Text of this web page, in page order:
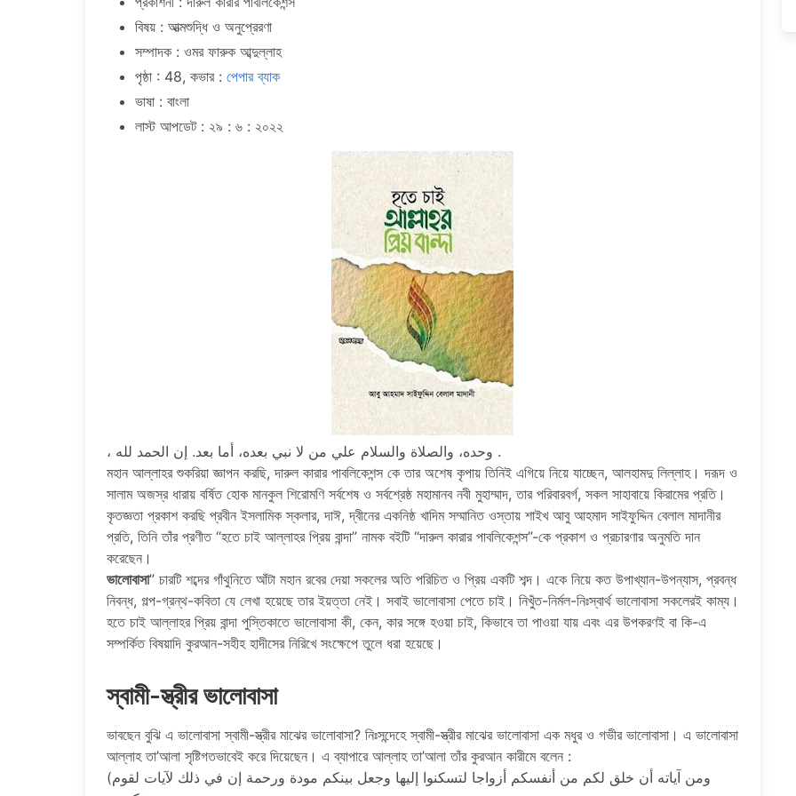
বিষয় : আত্মশুদ্ধি ও অনুপ্রেরণা
সম্পাদক : ওমর ফারুক আব্দুল্লাহ
পৃষ্ঠা : 48, কভার : পেপার ব্যাক
ভাষা : বাংলা
লাস্ট আপডেট : ২৯ : ৬ : ২০২২
، وحده، والصلاة والسلام علي من لا نبي بعده، أما بعد. إن الحمد لله .
মহান আল্লাহর শুকরিয়া জ্ঞাপন করছি, দারুল কারার পাবলিকেশন্স কে তার অশেষ কৃপায় তিনিই এগিয়ে নিয়ে যাচ্ছেন, আলহামদু লিল্লাহ। দরূদ ও
সালাম অজস্র ধারায় বর্ষিত হোক মানকুল শিরোমণি সর্বশেষ ও সর্বশ্রেষ্ঠ মহামানব নবী মুহাম্মাদ, তার পরিবারবর্গ, সকল সাহাবায়ে কিরামের প্রতি।
কৃতজ্ঞতা প্রকাশ করছি প্রবীন ইসলামিক স্কলার, দাঈ, দ্বীনের একনিষ্ঠ খাদিম সম্মানিত ওস্তায় শাইখ আবু আহমাদ সাইফুদ্দিন বেলাল মাদানীর
প্রতি, তিনি তাঁর প্রণীত “হতে চাই আল্লাহর প্রিয় বান্দা” নামক বইটি “দারুল কারার পাবলিকেশন্স”-কে প্রকাশ ও প্রচারণার অনুমতি দান
করেছেন।
ভালোবাসা” চারটি শব্দের গাঁথুনিতে আঁটা মহান রবের দেয়া সকলের অতি পরিচিত ও প্রিয় একটি শব্দ। একে নিয়ে কত উপাখ্যান-উপন্যাস, প্রবন্ধ
নিবন্ধ, গল্প-গ্রন্থ-কবিতা যে লেখা হয়েছে তার ইয়ত্তা নেই। সবাই ভালোবাসা পেতে চাই। নিখুঁত-নির্মল-নিঃস্বার্থ ভালোবাসা সকলেরই কাম্য।
হতে চাই আল্লাহর প্রিয় বান্দা পুস্তিকাতে ভালোবাসা কী, কেন, কার সঙ্গে হওয়া চাই, কিভাবে তা পাওয়া যায় এবং এর উপকরণই বা কি-এ
সম্পর্কিত বিষয়াদি কুরআন-সহীহ হাদীসের নিরিখে সংক্ষেপে তুলে ধরা হয়েছে।
স্বামী-স্ত্রীর ভালোবাসা
ভাবছেন বুঝি এ ভালোবাসা স্বামী-স্ত্রীর মাঝের ভালোবাসা? নিঃসন্দেহে স্বামী-স্ত্রীর মাঝের ভালোবাসা এক মধুর ও গভীর ভালোবাসা। এ ভালোবাসা
আল্লাহ তা’আলা সৃষ্টিগতভাবেই করে দিয়েছেন। এ ব্যাপারে আল্লাহ তা’আলা তাঁর কুরআন কারীমে বলেন :
(ومن آياته أن خلق لكم من أنفسكم أزواجا لتسكنوا إليها وجعل بينكم مودة ورحمة إن في ذلك لآيات لقوم